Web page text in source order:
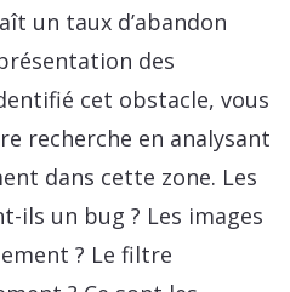
un taux d’abandon
des
cet obstacle, vous
recherche en analysant
dans cette zone. Les
ils un bug ? Les images
? Le filtre